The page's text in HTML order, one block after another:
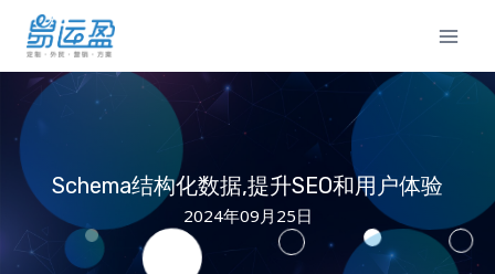
Schema结构化数据,提升SEO和用户体验
2024年09月25日